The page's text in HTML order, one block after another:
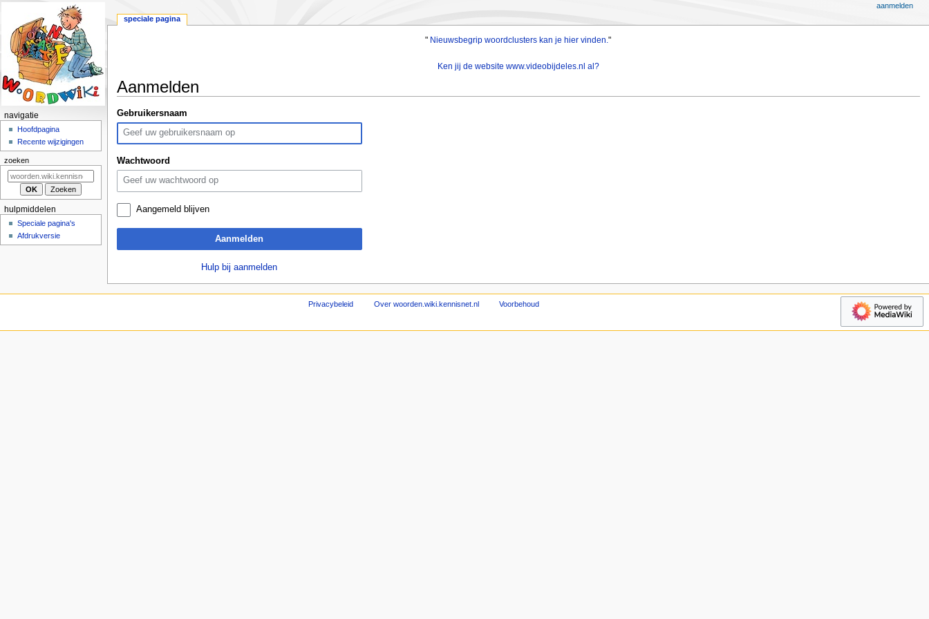
" Nieuwsbegrip woordclusters kan je hier vinden."
Ken jij de website www.videobijdeles.nl al?
Aanmelden
Naar
navigatie
Naar
zoeken
Gebruikersnaam
Wachtwoord
Aangemeld blijven
Aanmelden
Hulp bij aanmelden
N
v
i
speciale pagina
aanmelden
navigatie
Hoofdpagina
Recente wijzigingen
zoeken
hulpmiddelen
Speciale pagina's
Afdrukversie
Privacybeleid Over woorden.wiki.kennisnet.nl Voorbehoud